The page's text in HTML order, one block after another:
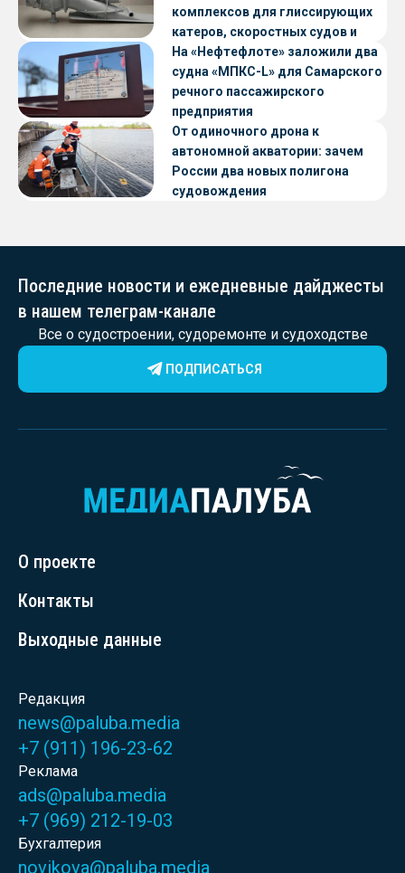
комплексов для глиссирующих
катеров, скоростных судов и
судов с малой осадкой
На «Нефтефлоте» заложили два
судна «МПКС-L» для Самарского
речного пассажирского
предприятия
От одиночного дрона к
автономной акватории: зачем
России два новых полигона
судовождения
Последние новости и ежедневные дайджесты
в нашем телеграм-канале
Все о судостроении, судоремонте и судоходстве
ПОДПИСАТЬСЯ
О проекте
Контакты
Выходные данные
Редакция
news@paluba.media
+7 (911) 196-23-62
Реклама
ads@paluba.media
+7 (969) 212-19-03
Бухгалтерия
novikova@paluba.media